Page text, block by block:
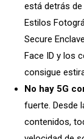
está detrás
Estilos
Secure
Face ID y los
consigue
No hay 5G
fuerte. Desde
contenidos,